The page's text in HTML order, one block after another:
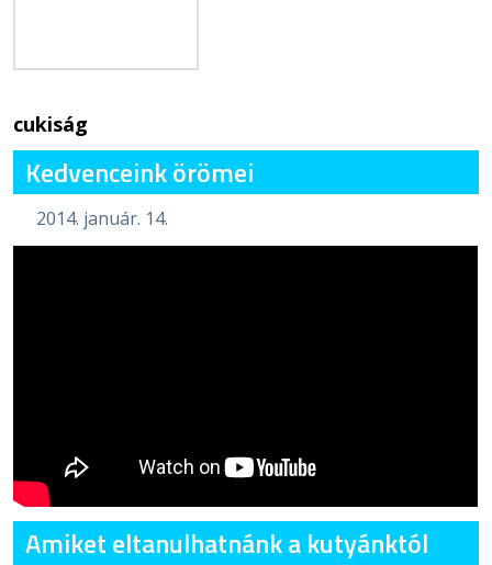
cukiság
Kedvenceink örömei
2014. január. 14.
Amiket eltanulhatnánk a kutyánktól